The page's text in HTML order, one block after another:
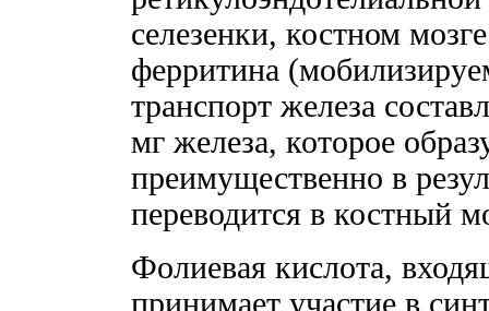
селезенки, костном
ферритина
транспорт железа
мг железа, которое
преимущественно в
переводится в костный
Фолиевая кислота,
принимает участие в